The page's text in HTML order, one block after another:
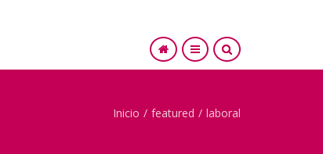
Inicio / featured / laboral